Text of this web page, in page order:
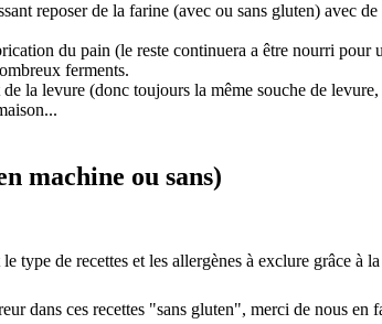
reposer de la farine (avec ou sans gluten) avec
du pain (le reste continuera a être nourri pour
ferments.
la levure (donc toujours la même souche de
machine ou sans)
type de recettes et les allergènes à exclure grâce à la
dans ces recettes "sans gluten", merci de nous